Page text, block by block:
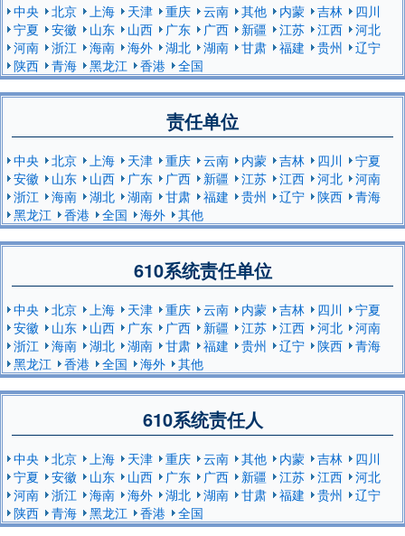
中央 北京 上海 天津 重庆 云南 其他 内蒙 吉林
四川
宁夏
安徽 山东 山西 广东 广西 新疆 江苏 江西
河北
河南
浙江 海南 海外 湖北 湖南 甘肃 福建 贵州
辽宁
陕西
青海 黑龙江 香港 全国
责任单位
中央 北京 上海 天津 重庆 云南 内蒙 吉林 四川
宁夏
安徽
山东 山西 广东 广西 新疆 江苏 江西 河北
河南
浙江
海南 湖北 湖南 甘肃 福建 贵州 辽宁 陕西
青海
黑龙江
香港 全国 海外 其他
610系统责任单位
中央 北京 上海 天津 重庆 云南 内蒙 吉林 四川
宁夏
安徽
山东 山西 广东 广西 新疆 江苏 江西 河北
河南
浙江
海南 湖北 湖南 甘肃 福建 贵州 辽宁 陕西
青海
黑龙江
香港 全国 海外 其他
610系统责任人
中央 北京 上海 天津 重庆 云南 其他 内蒙 吉林
四川
宁夏
安徽 山东 山西 广东 广西 新疆 江苏 江西
河北
河南
浙江 海南 海外 湖北 湖南 甘肃 福建 贵州
辽宁
陕西
青海 黑龙江 香港 全国